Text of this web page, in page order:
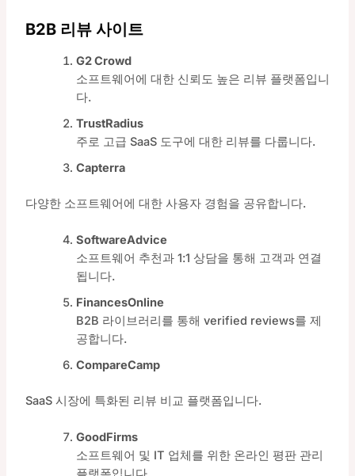
B2B 리뷰 사이트
G2 Crowd
소프트웨어에 대한 신뢰도 높은 리뷰 플랫폼입니
다.
TrustRadius
주로 고급 SaaS 도구에 대한 리뷰를 다룹니다.
Capterra
다양한 소프트웨어에 대한 사용자 경험을 공유합니다.
SoftwareAdvice
소프트웨어 추천과 1:1 상담을 통해 고객과 연결
됩니다.
FinancesOnline
B2B 라이브러리를 통해 verified reviews를 제
공합니다.
CompareCamp
SaaS 시장에 특화된 리뷰 비교 플랫폼입니다.
GoodFirms
소프트웨어 및 IT 업체를 위한 온라인 평판 관리